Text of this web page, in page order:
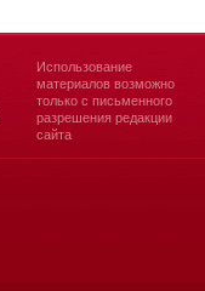
Использование
материалов возможно
только с письменного
разрешения редакции
сайта